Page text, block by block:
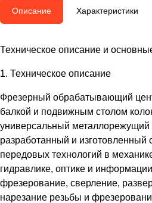
Описание Характеристики
Техническое описание и
1. Техническое описание
Фрезерный обрабатывающий
балкой и подвижным столом
универсальный металлорежущий
разработанный и изготовленный
передовых технологий в
гидравлике, оптике и
фрезерование, сверление,
нарезание резьбы и